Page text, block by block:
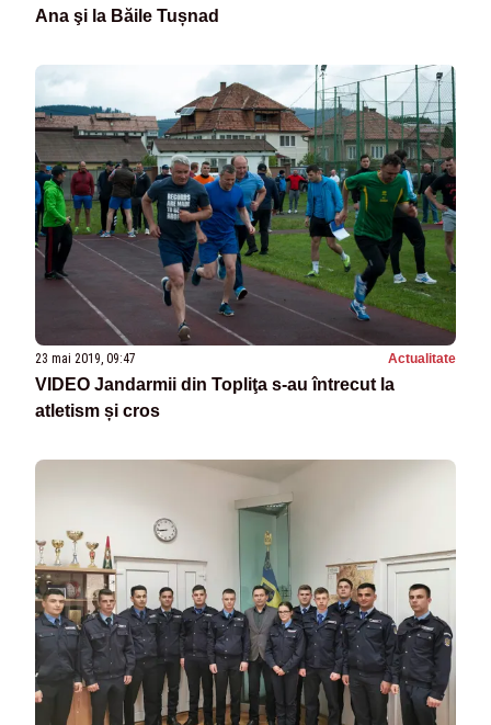
Ana şi la Băile Tușnad
23 mai 2019, 09:47 Actualitate
VIDEO Jandarmii din Topliţa s-au întrecut la
atletism și cros